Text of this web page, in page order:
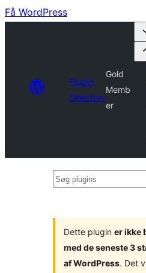
Få WordPress
Plugin
Directory
Gold
Memb
er
Søg
Dette plugin er ikke
med de seneste 3
af WordPress. Det